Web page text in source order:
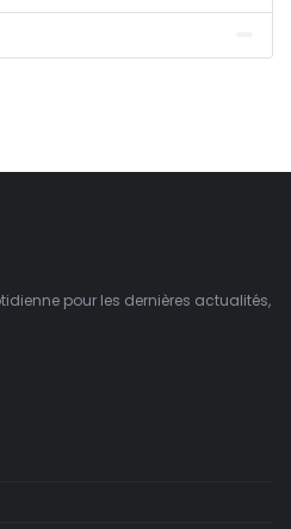
pour les dernières actualités,